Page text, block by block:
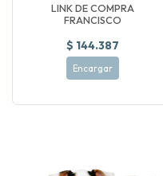
LINK DE COMPRA
FRANCISCO
$ 144.387
Encargar